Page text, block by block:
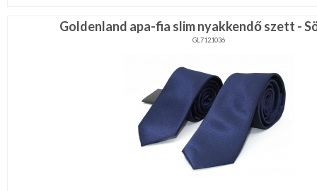
Goldenland apa-fia slim nyakkendő szett -
GL7121036